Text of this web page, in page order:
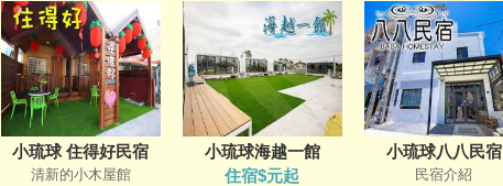
小琉球 住得好民宿
清新的小木屋館
小琉球海越一館
住宿$元起
小琉球八八民宿
民宿介紹